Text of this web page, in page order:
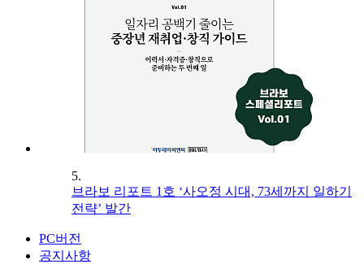
5.
브라보 리포트 1호 ‘사오정 시대, 73세까지 일하기
전략’ 발간
PC버전
공지사항